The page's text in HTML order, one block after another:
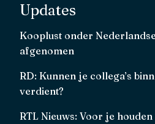
Updates
Kooplust onder
afgenomen
RD: Kunnen je collega’s
verdient?
RTL Nieuws: Voor je